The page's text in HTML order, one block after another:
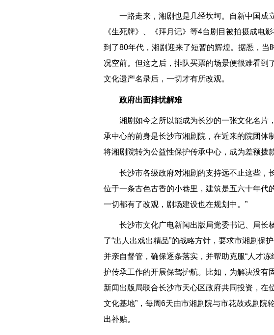
一路走来，湘剧也是几经坎坷。自新中国成
《生死牌》、《拜月记》等4台剧目被拍摄成电
到了80年代，湘剧迎来了短暂的辉煌。据悉，
况空前。但这之后，排队买票的场景便很难看到
文化遗产名录后，一切才有所改观。
政府出面排忧解难
湘剧如今之所以能成为长沙的一张文化名片
承中心的前身是长沙市湘剧院，在近来的院团体
将湘剧院转为公益性保护传承中心，成为差额拨
长沙市各级政府对湘剧的支持远不止这些，
位于一条古色古香的小巷里，建筑是五六十年代
一切都有了改观，剧场建设也在规划中。”
长沙市文化广电新闻出版局党委书记、局长
了“出人出戏出精品”的战略方针，要求市湘剧保
并亲自督管，确保逐条落实，并帮助克服“人才
护传承工作的开展保驾护航。比如，为解决没有
新闻出版局联合长沙市天心区政府共同投资，在
文化基地”，每周6天由市湘剧院与市花鼓戏剧院
出补贴。